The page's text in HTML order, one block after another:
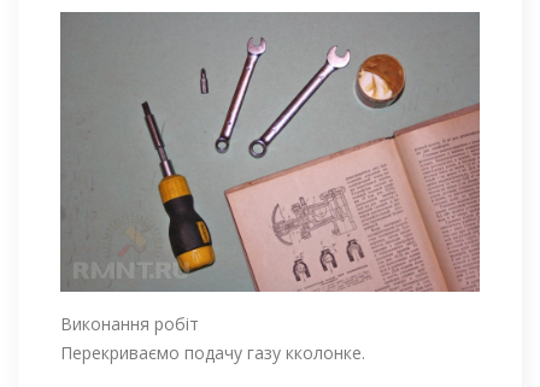
Виконання робіт
Перекриваємо подачу газу кколонке.